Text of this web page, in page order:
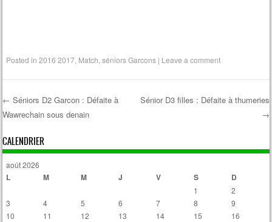
Posted in2016 2017 Match ,séniors Garcons | Leave a comment
Post navigation
← Séniors D2 Garcon : Défaite à
Wawrechain sous denain
Sénior D3 filles : Défaite à thumeries
→
CALENDRIER
août 2026
L M M J V S D
1
2
3
4 5 6 7 8
9
10
11 12 13 14 15
16